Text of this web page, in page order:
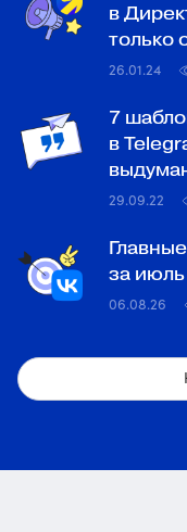
в
только
26.01.24
7
в
29.09.22
за июль
06.08.26